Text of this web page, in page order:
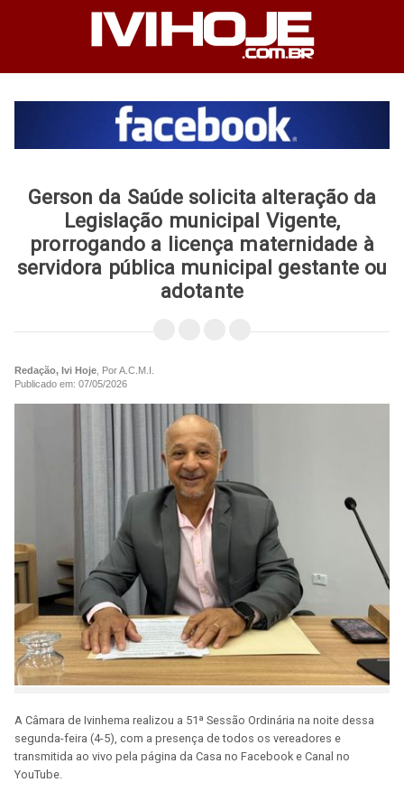
Gerson da Saúde solicita alteração da
Legislação municipal Vigente,
prorrogando a licença maternidade à
servidora pública municipal gestante ou
adotante
Redação, Ivi Hoje , Por A.C.M.I.
Publicado em: 07/05/2026
A Câmara de Ivinhema realizou a 51ª Sessão Ordinária na noite dessa
segunda-feira (4-5), com a presença de todos os vereadores e
transmitida ao vivo pela página da Casa no Facebook e Canal no
YouTube.